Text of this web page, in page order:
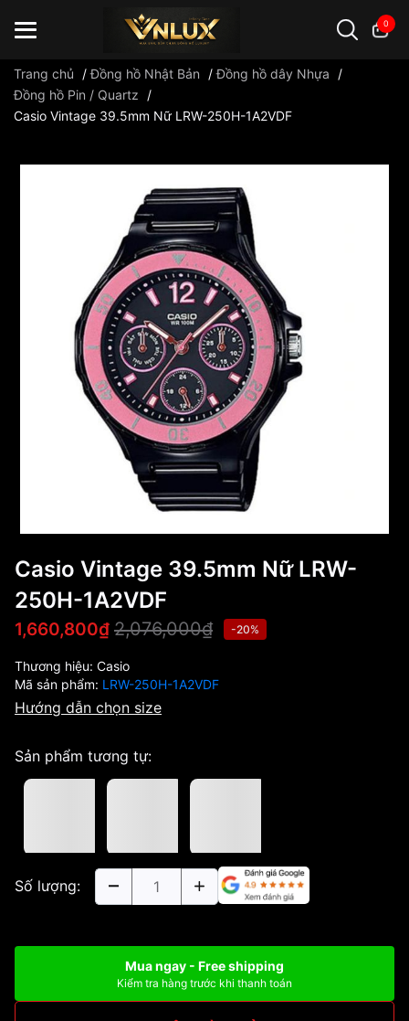
0
Đồng hồ casio đồng hồ G-Shock đồng hồ Orient ...
Trang chủ /Đồng hồ Nhật Bản /Đồng hồ dây Nhựa
/
Đồng hồ Pin / Quartz
/
Casio Vintage 39.5mm Nữ LRW-250H-1A2VDF
Casio Vintage 39.5mm Nữ LRW-
250H-1A2VDF
1,660,800₫ 2,076,000₫ -20%
Thương hiệu: Casio
Mã sản phẩm: LRW-250H-1A2VDF
Hướng dẫn chọn size
Sản phẩm tương tự:
Số lượng:
Mua ngay - Free shipping
Kiểm tra hàng trước khi thanh toán